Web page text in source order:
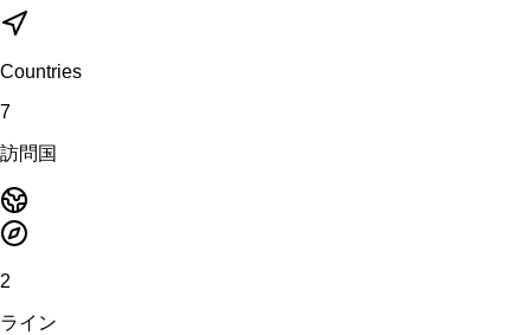
Countries
7
訪問国
2
ライン